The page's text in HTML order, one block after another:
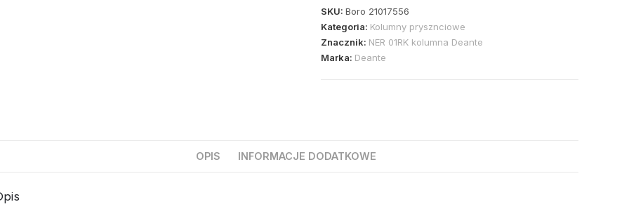
SKU:Boro 21017556
Kategoria: Kolumny prysznciowe
Znacznik: NER 01RK kolumna Deante
Marka: Deante
OPIS INFORMACJE DODATKOWE